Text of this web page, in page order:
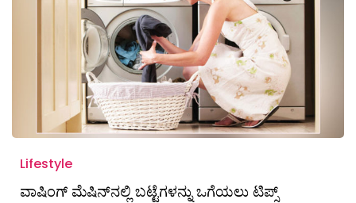
Lifestyle
ವಾಷಿಂಗ್‌ ಮೆಷಿನ್‌ನಲ್ಲಿ ಬಟ್ಟೆಗಳನ್ನು ಒಗೆಯಲು ಟಿಪ್ಸ್